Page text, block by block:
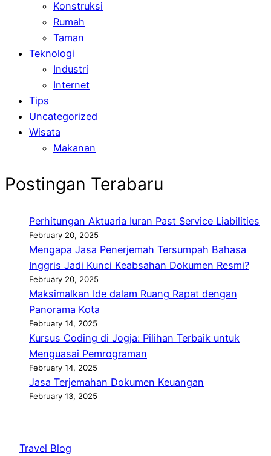
Konstruksi
Rumah
Taman
Teknologi
Industri
Internet
Tips
Uncategorized
Wisata
Makanan
Postingan Terabaru
Perhitungan Aktuaria Iuran Past Service Liabilities
February 20, 2025
Mengapa Jasa Penerjemah Tersumpah Bahasa
Inggris Jadi Kunci Keabsahan Dokumen Resmi?
February 20, 2025
Maksimalkan Ide dalam Ruang Rapat dengan
Panorama Kota
February 14, 2025
Kursus Coding di Jogja: Pilihan Terbaik untuk
Menguasai Pemrograman
February 14, 2025
Jasa Terjemahan Dokumen Keuangan
February 13, 2025
Travel Blog